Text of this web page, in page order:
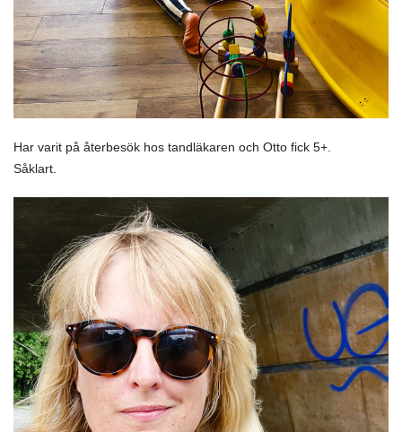
Har varit på återbesök hos tandläkaren och Otto fick 5+.
Såklart.